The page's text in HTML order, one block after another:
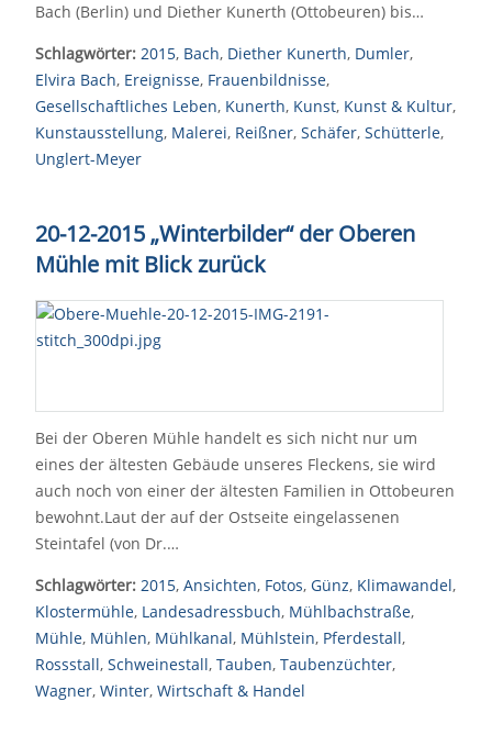
Bach (Berlin) und Diether Kunerth (Ottobeuren) bis…
Schlagwörter: 2015, Bach, Diether Kunerth, Dumler,
Elvira Bach, Ereignisse, Frauenbildnisse,
Gesellschaftliches Leben, Kunerth, Kunst, Kunst & Kultur,
Kunstausstellung, Malerei, Reißner, Schäfer, Schütterle,
Unglert-Meyer
20-12-2015 „Winterbilder“ der Oberen
Mühle mit Blick zurück
Bei der Oberen Mühle handelt es sich nicht nur um
eines der ältesten Gebäude unseres Fleckens, sie wird
auch noch von einer der ältesten Familien in Ottobeuren
bewohnt.Laut der auf der Ostseite eingelassenen
Steintafel (von Dr.…
Schlagwörter: 2015, Ansichten, Fotos, Günz, Klimawandel,
Klostermühle, Landesadressbuch, Mühlbachstraße,
Mühle, Mühlen, Mühlkanal, Mühlstein, Pferdestall,
Rossstall, Schweinestall, Tauben, Taubenzüchter,
Wagner, Winter, Wirtschaft & Handel